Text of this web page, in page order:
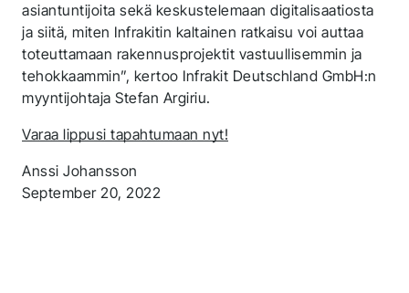
asiantuntijoita sekä keskustelemaan digitalisaatiosta
ja siitä, miten Infrakitin kaltainen ratkaisu voi auttaa
toteuttamaan rakennusprojektit vastuullisemmin ja
tehokkaammin”, kertoo Infrakit Deutschland GmbH:n
myyntijohtaja Stefan Argiriu.
Varaa lippusi tapahtumaan nyt!
Anssi Johansson
September 20, 2022
Thank you for you
application! We will
get back to you
shortly.
Seuraa meitä saadaksesi viimeisimmät
uutiset